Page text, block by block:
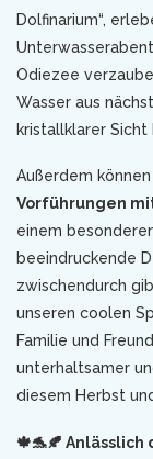
Dolfinarium“,
Odiezee
Wasser aus
kristallklarer Sicht
Außerdem können
Vorführungen
einem
beeindruckende
zwischendurch
unseren coolen
Familie und
unterhaltsamer
diesem Herbst
🍁🐬🍂